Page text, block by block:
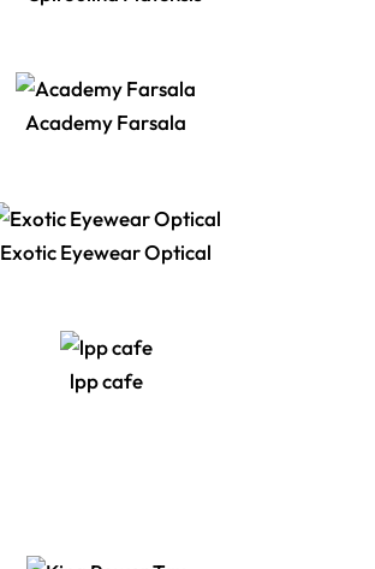
Academy Farsala
Exotic Eyewear Optical
lpp cafe